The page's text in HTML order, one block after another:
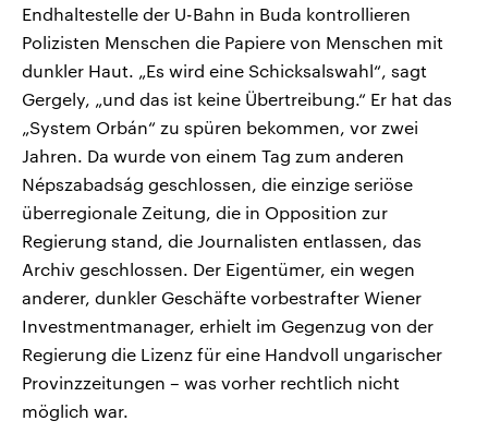
Endhaltestelle der U-Bahn in Buda kontrollieren
Polizisten Menschen die Papiere von Menschen mit
dunkler Haut. „Es wird eine Schicksalswahl“, sagt
Gergely, „und das ist keine Übertreibung.“ Er hat das
„System Orbán“ zu spüren bekommen, vor zwei
Jahren. Da wurde von einem Tag zum anderen
Népszabadság geschlossen, die einzige seriöse
überregionale Zeitung, die in Opposition zur
Regierung stand, die Journalisten entlassen, das
Archiv geschlossen. Der Eigentümer, ein wegen
anderer, dunkler Geschäfte vorbestrafter Wiener
Investmentmanager, erhielt im Gegenzug von der
Regierung die Lizenz für eine Handvoll ungarischer
Provinzzeitungen – was vorher rechtlich nicht
möglich war.